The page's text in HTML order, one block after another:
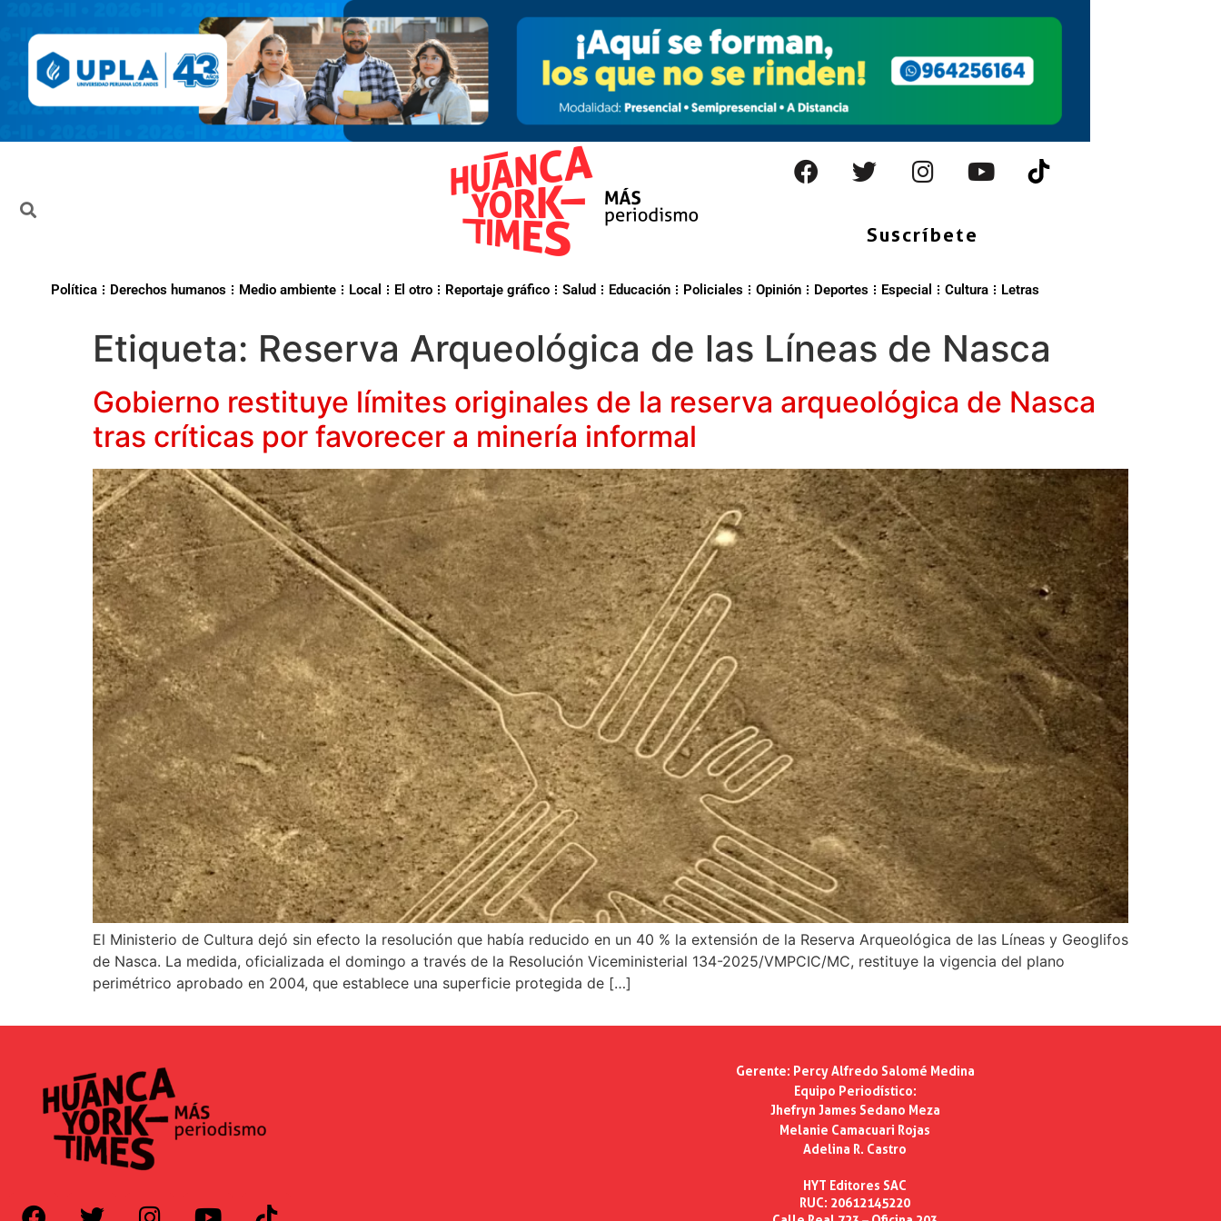
Suscríbete
Política Derechos humanos Medio ambiente Local El otro Reportaje gráfico Salud Educación Policiales Opinión Deportes Especial Cultura Letras
Etiqueta: Reserva Arqueológica de las Líneas de Nasca
Gobierno restituye límites originales de la reserva arqueológica de Nasca
tras críticas por favorecer a minería informal
El Ministerio de Cultura dejó sin efecto la resolución que había reducido en un 40 % la extensión de la Reserva Arqueológica de las Líneas y Geoglifos
de Nasca. La medida, oficializada el domingo a través de la Resolución Viceministerial 134-2025/VMPCIC/MC, restituye la vigencia del plano
perimétrico aprobado en 2004, que establece una superficie protegida de […]
Gerente: Percy Alfredo Salomé Medina
Equipo Periodístico:
Jhefryn James Sedano Meza
Melanie Camacuari Rojas
Adelina R. Castro
HYT Editores SAC
RUC: 20612145220